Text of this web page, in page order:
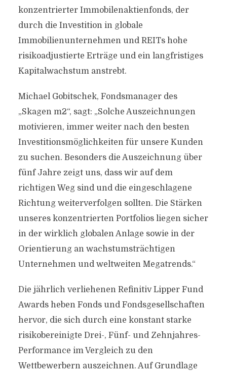
konzentrierter Immobilenaktienfonds, der
durch die Investition in globale
Immobilienunternehmen und REITs hohe
risikoadjustierte Erträge und ein langfristiges
Kapitalwachstum anstrebt.
Michael Gobitschek, Fondsmanager des
„Skagen m2“, sagt: „Solche Auszeichnungen
motivieren, immer weiter nach den besten
Investitionsmöglichkeiten für unsere Kunden
zu suchen. Besonders die Auszeichnung über
fünf Jahre zeigt uns, dass wir auf dem
richtigen Weg sind und die eingeschlagene
Richtung weiterverfolgen sollten. Die Stärken
unseres konzentrierten Portfolios liegen sicher
in der wirklich globalen Anlage sowie in der
Orientierung an wachstumsträchtigen
Unternehmen und weltweiten Megatrends.“
Die jährlich verliehenen Refinitiv Lipper Fund
Awards heben Fonds und Fondsgesellschaften
hervor, die sich durch eine konstant starke
risikobereinigte Drei-, Fünf- und Zehnjahres-
Performance im Vergleich zu den
Wettbewerbern auszeichnen. Auf Grundlage